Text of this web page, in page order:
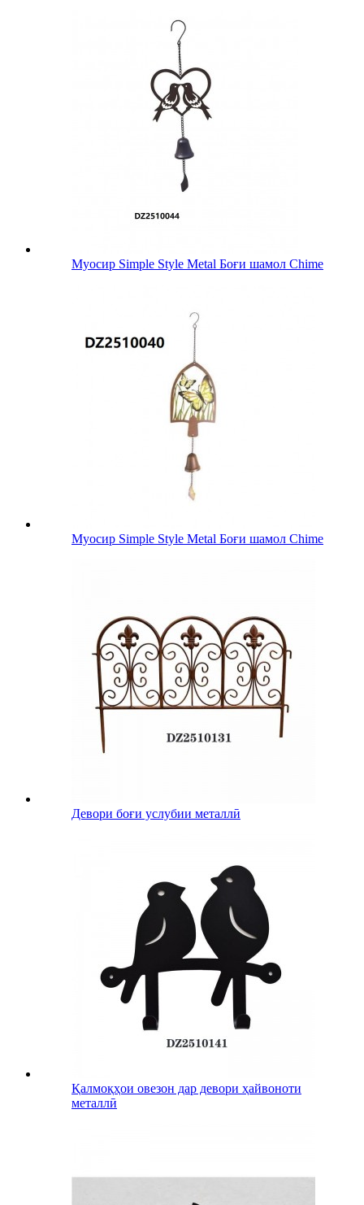
Муосир Simple Style Metal Боғи шамол Chime
Муосир Simple Style Metal Боғи шамол Chime
Девори боғи услубии металлӣ
Қалмоқҳои овезон дар девори ҳайвоноти
металлӣ